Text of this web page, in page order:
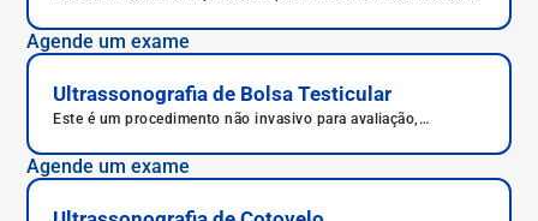
Agende um exame
Ultrassonografia de Bolsa Testicular
Este é um procedimento não invasivo para avaliação,
bolsa escrotal e testículos.
Agende um exame